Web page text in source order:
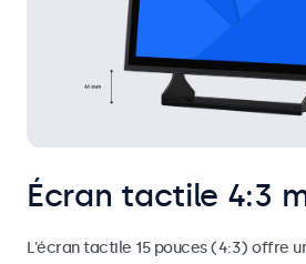
Écran tactile 4:3
L'écran tactile 15 pouces (4:3) offre